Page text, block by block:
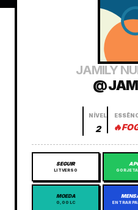
JAMILY
@
NÍVEL
2 🔥
SEGUIR
LITVERSO
MOEDA
0,00 LC ENTRAR